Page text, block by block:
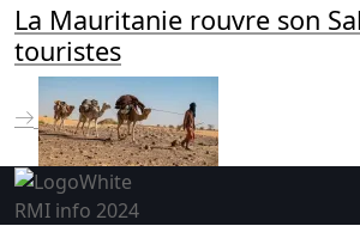
La Mauritanie rouvre son
touristes
RMI info 2024